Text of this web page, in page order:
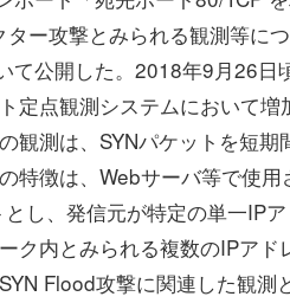
ー攻撃とみられる観測等につ
て公開した。2018年9月26日
定点観測システムにおいて増
観測は、SYNパケットを短期
特徴は、Webサーバ等で使用
し、発信元が特定の単一IPア
ク内とみられる複数のIPアド
Flood攻撃に関連した観測